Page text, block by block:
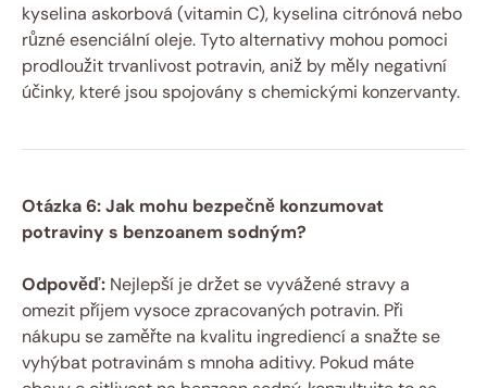
kyselina askorbová (vitamin C), kyselina citrónová nebo
různé esenciální oleje. Tyto alternativy mohou pomoci
prodloužit trvanlivost potravin, aniž by měly negativní
účinky, které jsou spojovány s chemickými konzervanty.
Otázka 6: Jak mohu bezpečně konzumovat
potraviny s benzoanem sodným?
Odpověď: Nejlepší je držet se vyvážené stravy a
omezit příjem vysoce zpracovaných potravin. Při
nákupu se zaměřte na kvalitu ingrediencí a snažte se
vyhýbat potravinám s mnoha aditivy. Pokud máte